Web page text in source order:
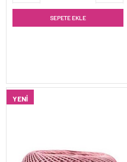
SEPETE EKLE
YENI